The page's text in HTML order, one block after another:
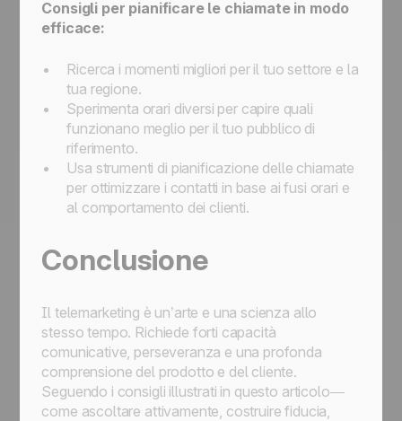
Consigli per pianificare le chiamate in modo
efficace:
Ricerca i momenti migliori per il tuo settore e la
tua regione.
Sperimenta orari diversi per capire quali
funzionano meglio per il tuo pubblico di
riferimento.
Usa strumenti di pianificazione delle chiamate
per ottimizzare i contatti in base ai fusi orari e
al comportamento dei clienti.
Conclusione
Il telemarketing è un’arte e una scienza allo
stesso tempo. Richiede forti capacità
comunicative, perseveranza e una profonda
comprensione del prodotto e del cliente.
Seguendo i consigli illustrati in questo articolo—
come ascoltare attivamente, costruire fiducia,